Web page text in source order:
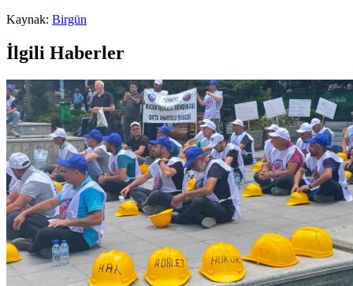
Kaynak: Birgün
İlgili Haberler